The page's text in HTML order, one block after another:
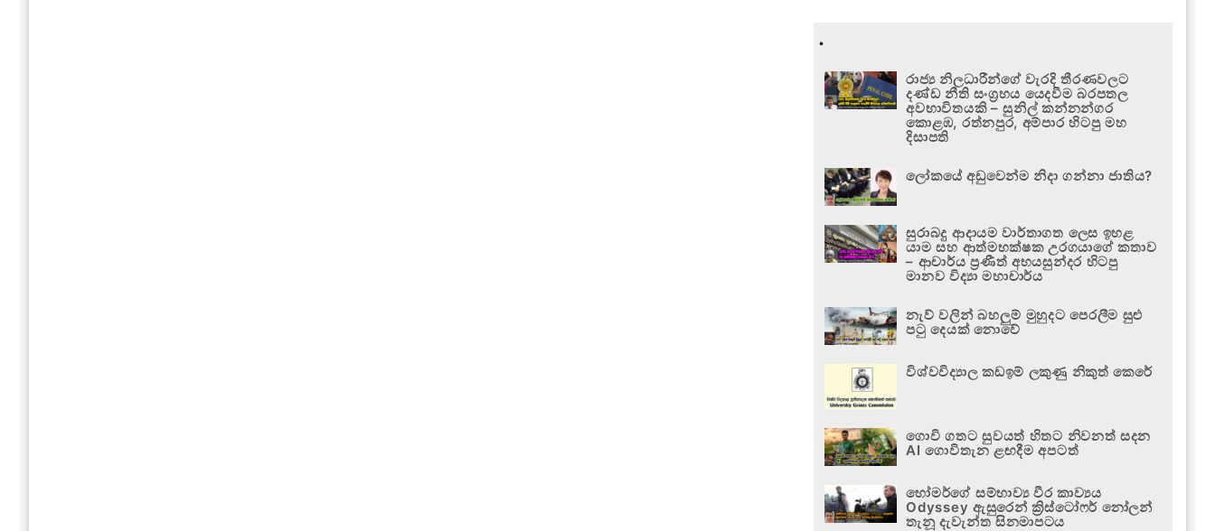
.
රාජ්‍ය නිලධාරීන්ගේ වැරදි තීරණවලට
දණ්ඩ නීති සංග්‍රහය යෙදවීම බරපතල
අවභාවිතයකි – සුනිල් කන්නන්ගර
කොළඹ, රත්නපුර, අම්පාර හිටපු මහ
දිසාපති
ලෝකයේ අඩුවෙන්ම නිදා ගන්නා ජාතිය?
සුරාබදු ආදායම වාර්තාගත ලෙස ඉහළ
යාම සහ ආත්මභක්ෂක උරගයාගේ කතාව
– ආචාර්ය ප්‍රණීත් අභයසුන්දර හිටපු
මානව විද්‍යා මහාචාර්ය
නැව් වලින් බහලුම් මුහුදට පෙරලීම සුළු
පටු දෙයක් නොවේ
විශ්වවිද්‍යාල කඩඉම් ලකුණු නිකුත් කෙරේ
ගොවි ගතට සුවයත් හිතට නිවනත් සදන
AI ගොවිතැන ළඟදීම අපටත්
හෝමර්ගේ සම්භාව්‍ය වීර කාව්‍යය
Odyssey ඇසුරෙන් ක්‍රිස්ටෝෆර් නෝලන්
තැනූ දැවැන්ත සිනමාපටය